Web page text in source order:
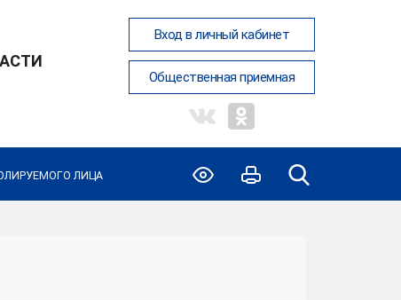
Вход в личный кабинет
Общественная приемная
ЛИЦА